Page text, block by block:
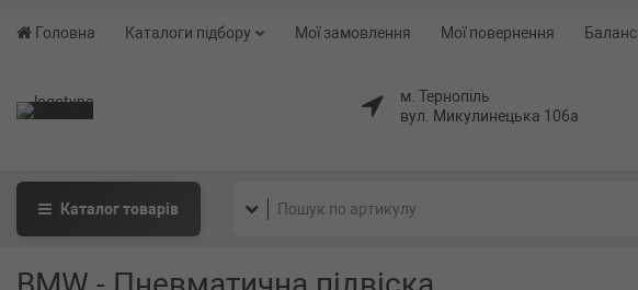
Головна Каталоги підбору Мої замовлення Мої повернення Баланс
м. Тернопіль
вул. Микулинецька 106а
Каталогтоварів